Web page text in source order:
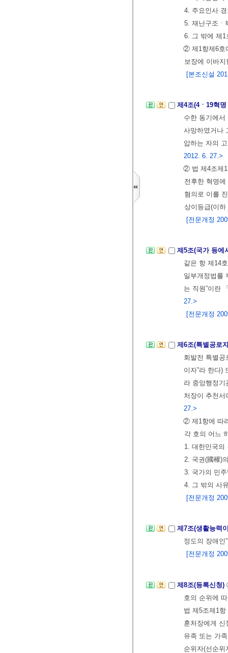
4. 주요인사
5. 재난구조ㆍ
6. 그 밖에 제1
② 제1항제6호
보장에 이바
[본조신설
제4조(4ㆍ19혁
수한 동기에서
사망하였거나
압하는 자의
2012. 6. 27.>
② 법 제4조제1
전후한 혁명
혐의로 이를
상이등급(이
[전문개정
제5조(국가 등에
같은 항 제14
일부개정법률
는 직원”이란
27.>
[전문개정
제6조(특별공로
회발전 특별공
이자”라 한다)
라 중앙행정
처장이 추천
27.>
② 제1항에 따
각 호의 어느
1. 대한민국의
2. 국권(國權)
3. 국가의 민
4. 그 밖의 사
[전문개정
제7조(생활능력
정도의 장애인
[전문개정
제8조(등록신청)
호의 순위에
법 제5조제1
훈처장에게
유족 또는 가
순위자(선순